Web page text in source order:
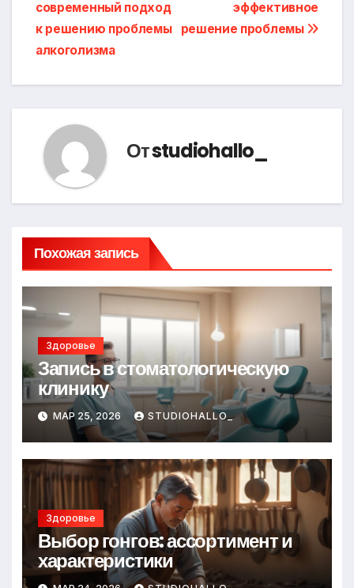
записям
эффективное
решение проблемы
современный подход
к решению проблемы
алкоголизма
Отstudiohallo_
Похожая запись
Здоровье
Запись в стоматологическую
клинику
МАР 25, 2026 STUDIOHALLO_
Здоровье
Выбор гонгов: ассортимент и
характеристики